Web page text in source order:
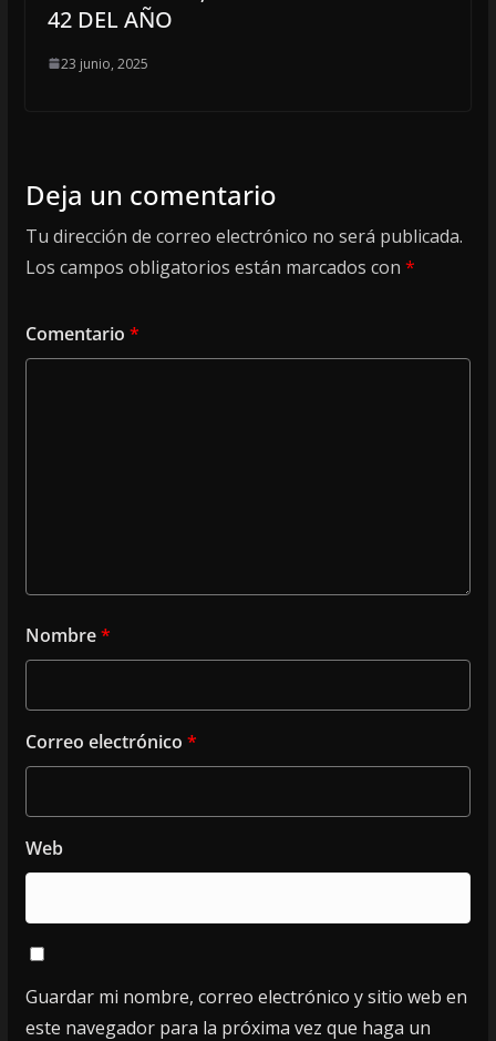
42 DEL AÑO
23 junio, 2025
Deja un comentario
Tu dirección de correo electrónico no será publicada.
Los campos obligatorios están marcados con *
Comentario *
Nombre*
Correo electrónico *
Web
Guardar mi nombre, correo electrónico y sitio web en
este navegador para la próxima vez que haga un